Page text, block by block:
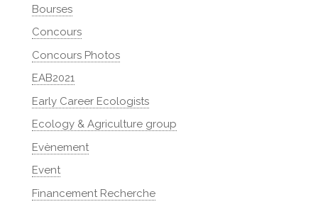
Bourses
Concours
Concours Photos
EAB2021
Early Career Ecologists
Ecology & Agriculture group
Evènement
Event
Financement Recherche